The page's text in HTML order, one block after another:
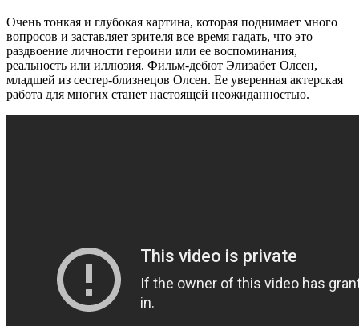
Очень тонкая и глубокая картина, которая поднимает много
вопросов и заставляет зрителя все время гадать, что это —
раздвоение личности героини или ее воспоминания,
реальность или иллюзия. Фильм-дебют Элизабет Олсен,
младшей из сестер-близнецов Олсен. Ее уверенная актерская
работа для многих станет настоящей неожиданностью.